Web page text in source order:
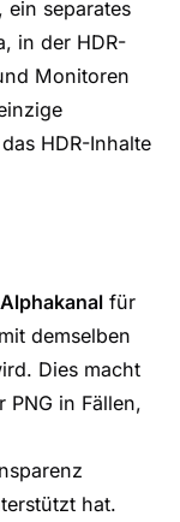
ein separates
in der HDR-
Monitoren
HDR-Inhalte
für
demselben
Dies macht
PNG in Fällen,
hat.